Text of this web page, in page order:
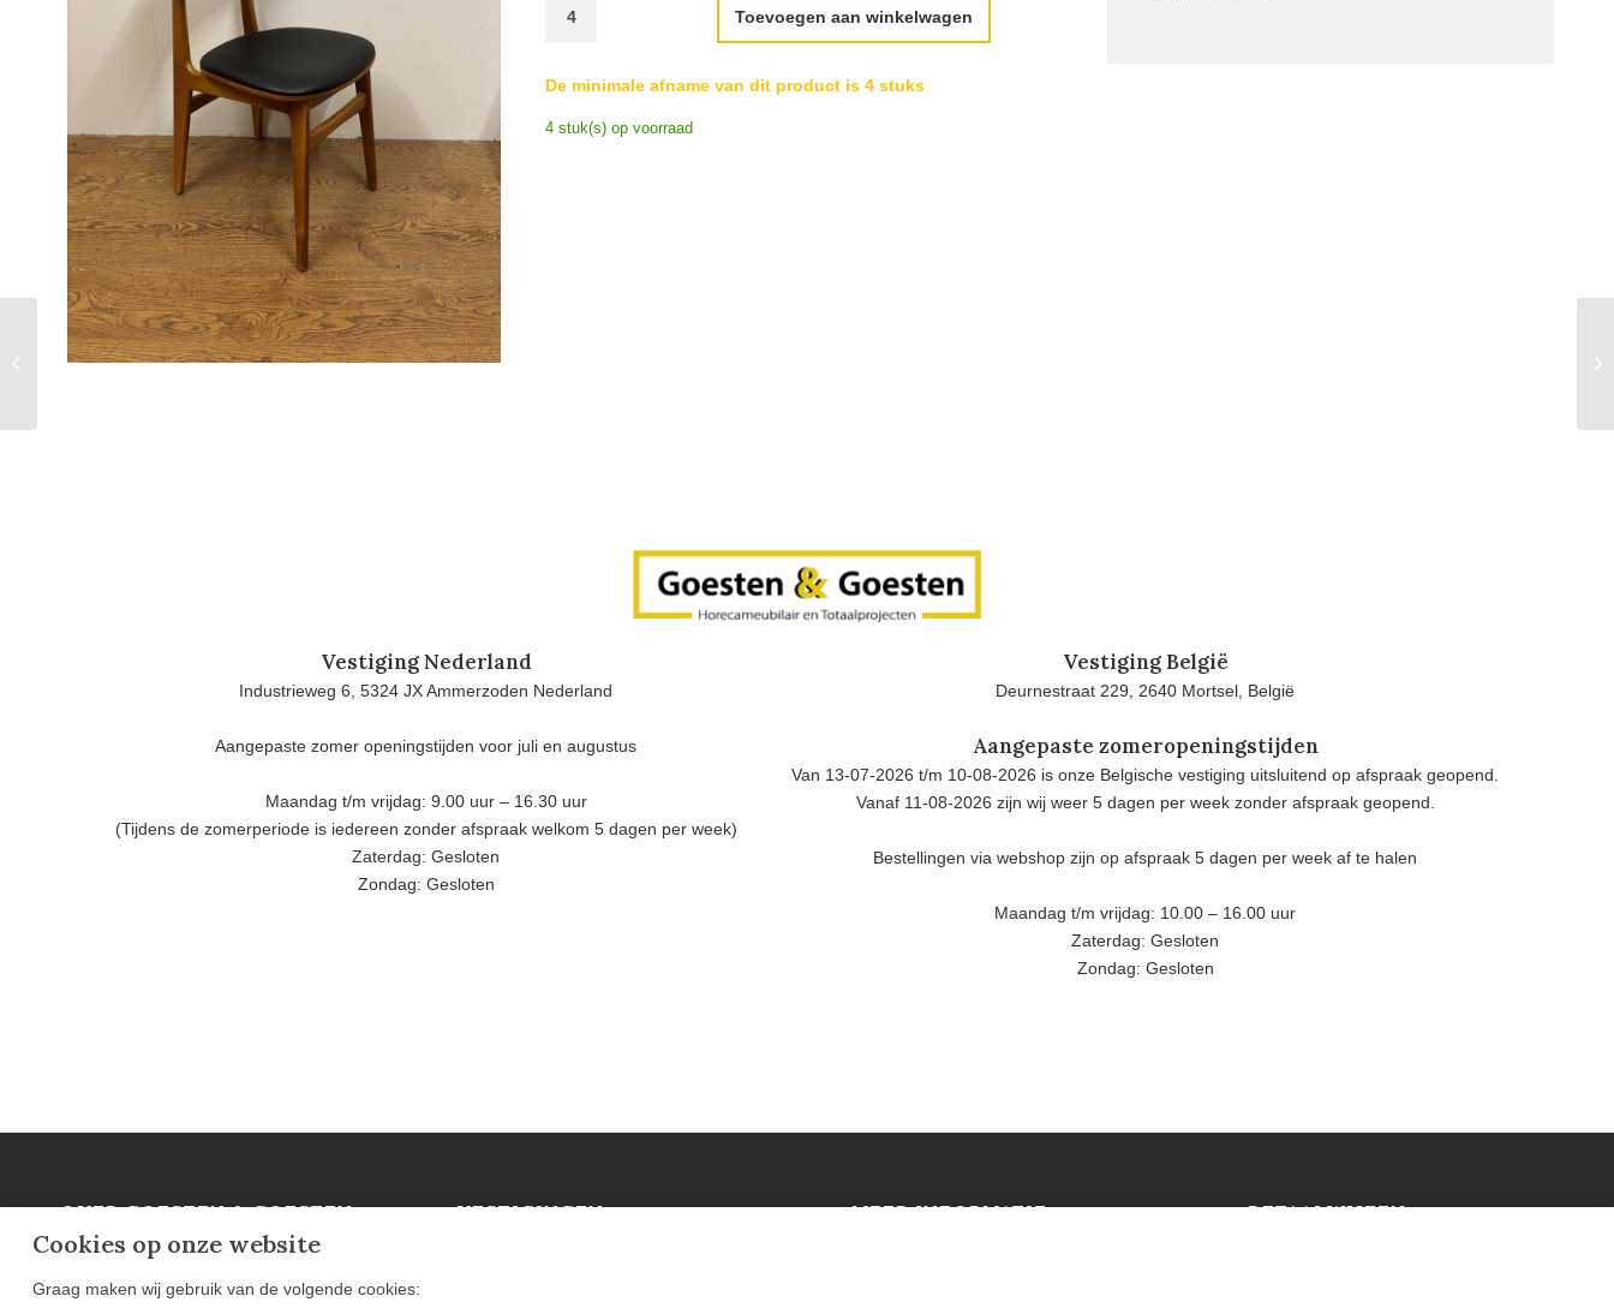
Cookies op onze website
Graag maken wij gebruik van de volgende cookies:
Toevoegen aan winkelwagen
De minimale afname van dit product is 4 stuks
4 stuk(s) op voorraad
Vestiging Nederland
Industrieweg 6, 5324 JX Ammerzoden Nederland
Aangepaste zomer openingstijden voor juli en augustus
Maandag t/m vrijdag: 9.00 uur – 16.30 uur
(Tijdens de zomerperiode is iedereen zonder afspraak welkom 5 dagen per week)
Zaterdag: Gesloten
Zondag: Gesloten
Vestiging België
Deurnestraat 229, 2640 Mortsel, België
Aangepaste zomeropeningstijden
Van 13-07-2026 t/m 10-08-2026 is onze Belgische vestiging uitsluitend op afspraak geopend.
Vanaf 11-08-2026 zijn wij weer 5 dagen per week zonder afspraak geopend.
Bestellingen via webshop zijn op afspraak 5 dagen per week af te halen
Maandag t/m vrijdag: 10.00 – 16.00 uur
Zaterdag: Gesloten
Zondag: Gesloten
OVER GOESTEN & GOESTEN
Over Ons
Blog
VESTIGINGEN MEER INFORMATIE BETAALWIJZEN
Gebruikte Tafel